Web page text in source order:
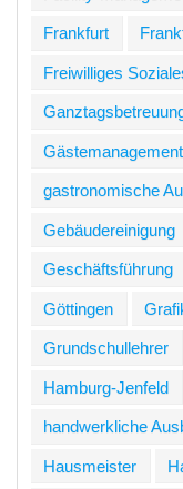
Frankfurt
Freiwilliges
Gästemanagement
gastronomische
Gebäudereinigung
Geschäftsführung
Göttingen
Grundschullehrer
Hamburg-Jenfeld
handwerkliche
Hausmeister